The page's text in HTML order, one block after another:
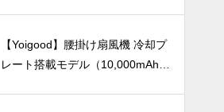
【Yoigood】腰掛け扇風機 冷却プ
レート搭載モデル（10,000mAh・